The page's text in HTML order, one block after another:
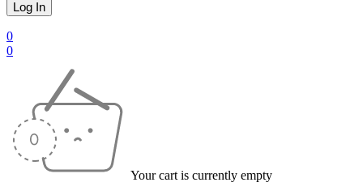
0
0
Your cart is currently empty